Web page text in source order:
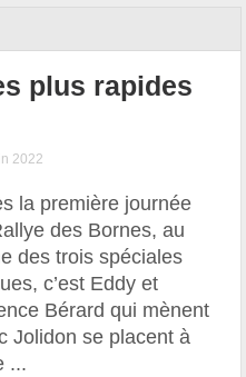
plus rapides
2022
la première journée
des Bornes, au
des trois spéciales
c’est Eddy et
Bérard qui mènent
Jolidon se placent à
...